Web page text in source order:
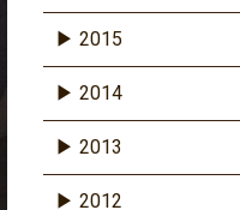
2015
2014
2013
2012